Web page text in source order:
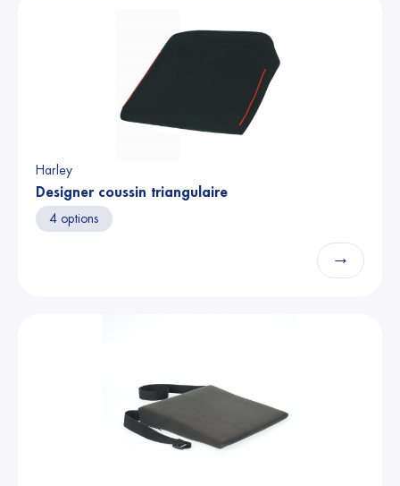
Harley
Designer coussin triangulaire
4 options
→